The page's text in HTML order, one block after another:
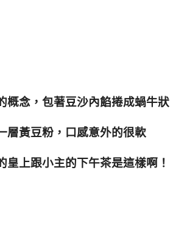
概念，包著豆沙內餡捲成蝸牛狀
層黃豆粉，口感意外的很軟
皇上跟小主的下午茶是這樣啊！